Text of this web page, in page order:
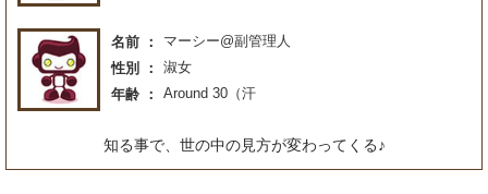
名前
マーシー@副管理人
性別
淑女
年齢
Around 30（汗
知る事で、世の中の見方が変わってくる♪